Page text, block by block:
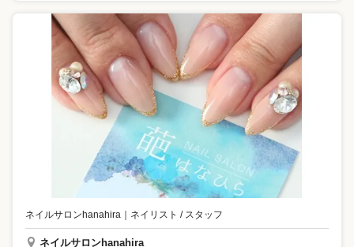
ネイルサロンhanahira ネイリスト / スタッフ
ネイルサロンhanahira